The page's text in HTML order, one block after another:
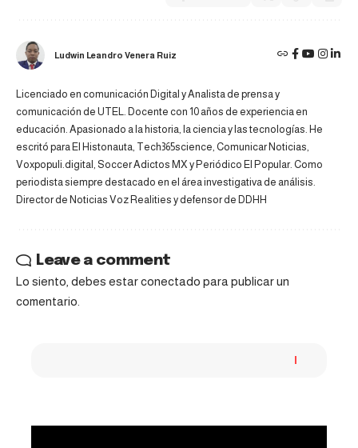
Ludwin Leandro Venera Ruiz
Licenciado en comunicación Digital y Analista de prensa y
comunicación de UTEL. Docente con 10 años de experiencia en
educación. Apasionado a la historia, la ciencia y las tecnologías. He
escritó para El Histonauta, Tech365science, Comunicar Noticias,
Voxpopuli.digital, Soccer Adictos MX y Periódico El Popular. Como
periodista siempre destacado en el área investigativa de análisis.
Director de Noticias Voz Realities y defensor de DDHH
Leave a comment
Lo siento, debes estarconectado para publicar un
comentario.